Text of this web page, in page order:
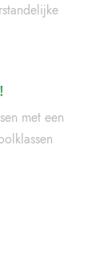
met een